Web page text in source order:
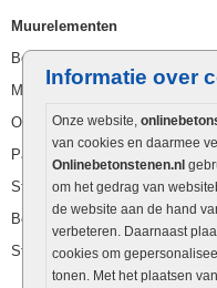
Informatie over
Onze website,
van cookies en daarmee
Onlinebetonstenen.nl
om het gedrag van
de website aan de hand
verbeteren. Daarnaast
cookies om
tonen. Met het plaatsen
Muurelementen
Betonbielzen
Muurstenen
Opsluitbanden
Palissaden
Stapelblokken
Betonblokken
Stapelstenen